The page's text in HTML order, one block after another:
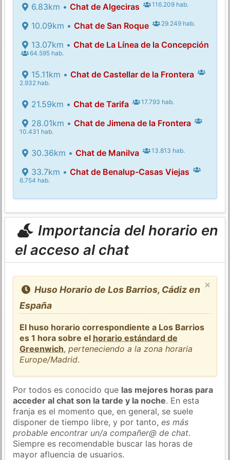
6.83km • Chat de Algeciras 116.209 hab.
10.09km • Chat de San Roque 29.249 hab.
13.07km • Chat de La Línea de la Concepción
64.595 hab.
15.11km • Chat de Castellar de la Frontera
2.932 hab.
21.59km • Chat de Tarifa 17.793 hab.
28.01km • Chat de Jimena de la Frontera
10.431 hab.
30.36km • Chat de Manilva 13.813 hab.
33.7km • Chat de Benalup-Casas Viejas
6.754 hab.
Importancia del horario en
el acceso al chat
×
Huso Horario de Los Barrios, Cádiz en
España
El huso horario correspondiente a Los Barrios
es 1 hora sobre el horario estándard de
Greenwich,perteneciendo a la zona horaria
Europe/Madrid.
Por todos es conocido que las mejores horas para
acceder al chat son la tarde y la noche. En esta
franja es el momento que, en general, se suele
disponer de tiempo libre, y por tanto,es más
probable encontrar un/a compañer@ de chat.
Siempre es recomendable buscar las horas de
mayor afluencia de usuarios.